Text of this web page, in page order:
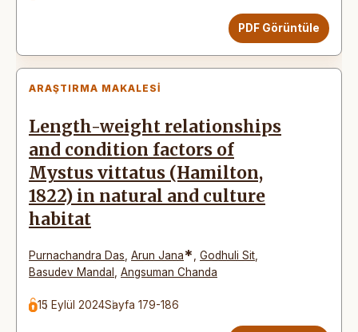
PDF Görüntüle
ARAŞTIRMA MAKALESI
Length-weight relationships
and condition factors of
Mystus vittatus (Hamilton,
1822) in natural and culture
habitat
Purnachandra Das Arun Jana* Godhuli Sit
Basudev Mandal
Angsuman Chanda
15 Eylül 2024Sayfa 179-186